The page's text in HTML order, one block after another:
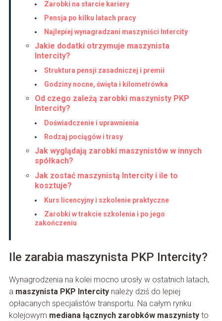
Zarobki na starcie kariery
Pensja po kilku latach pracy
Najlepiej wynagradzani maszyniści Intercity
Jakie dodatki otrzymuje maszynista
Intercity?
Struktura pensji zasadniczej i premii
Godziny nocne, święta i kilometrówka
Od czego zależą zarobki maszynisty PKP
Intercity?
Doświadczenie i uprawnienia
Rodzaj pociągów i trasy
Jak wyglądają zarobki maszynistów w innych
spółkach?
Jak zostać maszynistą Intercity i ile to
kosztuje?
Kurs licencyjny i szkolenie praktyczne
Zarobki w trakcie szkolenia i po jego
zakończeniu
Ile zarabia maszynista PKP Intercity?
Wynagrodzenia na kolei mocno urosły w ostatnich latach,
a maszynista PKP Intercitynależy dziś do lepiej
opłacanych specjalistów transportu. Na całym rynku
kolejowym mediana łącznych zarobków maszynistyto